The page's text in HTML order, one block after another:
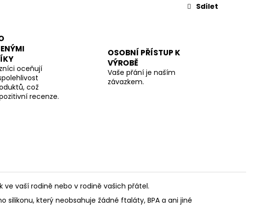
Sdílet
oceňují
což
recenze.
OSOBNÍ PŘÍSTUP K
VÝROBĚ
Vaše přání je naším
závazkem.
vaší rodině nebo v rodině vašich přátel.
silikonu, který neobsahuje žádné ftaláty, BPA a ani jiné